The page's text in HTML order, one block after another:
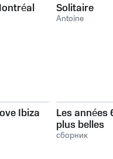
Solitaire
Antoine
Ibiza
Les années
plus belles
chansons)
сборник